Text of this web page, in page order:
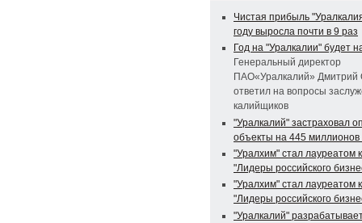
Чистая прибыль
году выросла почти в 9 раз
Год на "Уралкалии" будет
Генеральный директор
ПАО«Уралкалий» Дмитрий
ответил на вопросы
калийщиков
"Уралкалий" застраховал
объекты на 445 миллионов
"Уралхим" стал лауреатом
"Лидеры российского
"Уралхим" стал лауреатом
"Лидеры российского
"Уралкалий"